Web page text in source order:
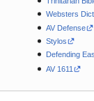
Websters
AV Defense
Stylos
Defending
AV 1611